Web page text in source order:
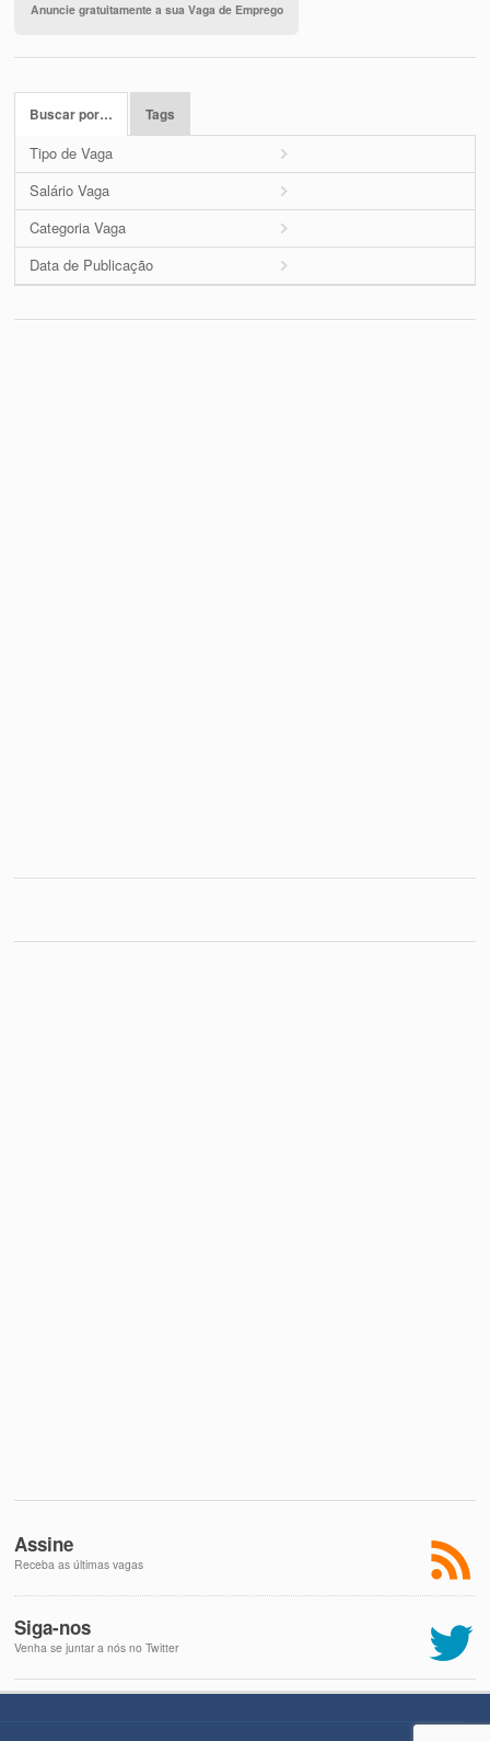
Anuncie gratuitamente a sua Vaga de Emprego
Buscar por… Tags
Tipo de Vaga
Salário Vaga
Categoria Vaga
Data de Publicação
Assine
Receba as últimas vagas
Siga-nos
Venha se juntar a nós no Twitter